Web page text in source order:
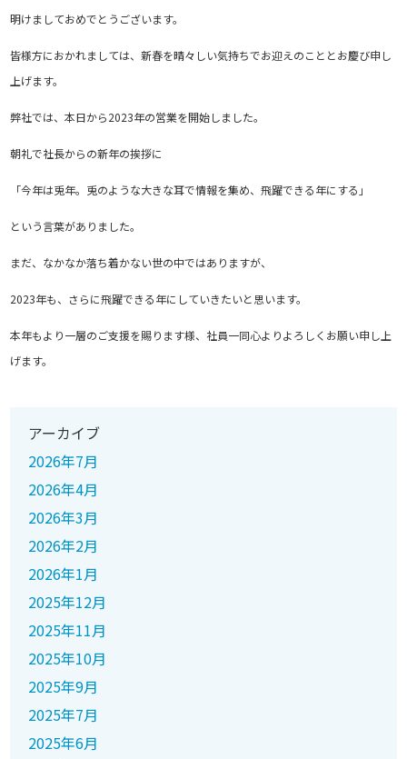
明けましておめでとうございます。
皆様方におかれましては、新春を晴々しい気持ちでお迎えのこととお慶び申し
上げます。
弊社では、本日から2023年の営業を開始しました。
朝礼で社長からの新年の挨拶に
「今年は兎年。兎のような大きな耳で情報を集め、飛躍できる年にする」
という言葉がありました。
まだ、なかなか落ち着かない世の中ではありますが、
2023年も、さらに飛躍できる年にしていきたいと思います。
本年もより一層のご支援を賜ります様、社員一同心よりよろしくお願い申し上
げます。
アーカイブ
2026年7月
2026年4月
2026年3月
2026年2月
2026年1月
2025年12月
2025年11月
2025年10月
2025年9月
2025年7月
2025年6月